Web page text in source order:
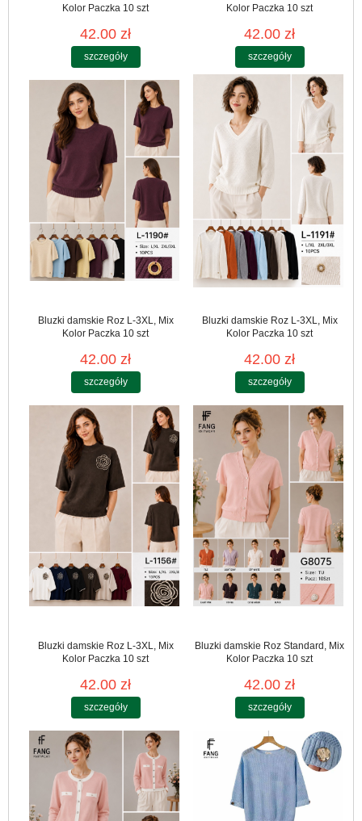
Kolor Paczka 10 szt
42.00 zł
szczegóły
Kolor Paczka 10 szt
42.00 zł
szczegóły
Bluzki damskie Roz L-3XL, Mix
Kolor Paczka 10 szt
42.00 zł
szczegóły
Bluzki damskie Roz L-3XL, Mix
Kolor Paczka 10 szt
42.00 zł
szczegóły
Bluzki damskie Roz L-3XL, Mix
Kolor Paczka 10 szt
42.00 zł
szczegóły
Bluzki damskie Roz Standard, Mix
Kolor Paczka 10 szt
42.00 zł
szczegóły